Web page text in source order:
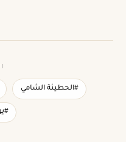
#الحطيئة الشامي